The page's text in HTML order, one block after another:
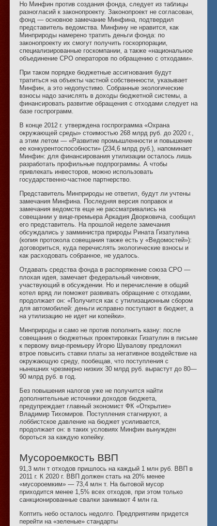
Но Минфин против создания фонда, следует из таблицы
разногласий к законопроекту. Законопроект не согласован,
фонд — основное замечание Минфина, подтвердил
представитель ведомства. Минфину не нравится, как
Минприроды намерено тратить деньги фонда: по
законопроекту их смогут получить госкорпорации,
специализированные госкомпании, а также «национальное
объединение СРО операторов по обращению с отходами».
При таком порядке бюджетные ассигнования будут
тратиться на объекты частной собственности, указывает
Минфин, а это недопустимо. Собранные экологические
взносы надо зачислять в доходы бюджетной системы, а
финансировать развитие обращения с отходами следует на
базе госпрограмм.
В конце 2012 г. утверждена госпрограмма «Охрана
окружающей среды» стоимостью 268 млрд руб. до 2020 г.,
а этим летом — «Развитие промышленности и повышение
ее конкурентоспособности» (234,6 млрд руб.), напоминает
Минфин: для финансирования утилизации осталось лишь
разработать профильные подпрограммы. А чтобы
привлекать инвесторов, можно использовать
государственно-частное партнерство.
Представитель Минприроды не ответил, будут ли учтены
замечания Минфина. Последняя версия поправок и
замечания ведомств еще не рассматривались на
совещании у вице-премьера Аркадия Дворковича, сообщил
его представитель. На прошлой неделе замечания
обсуждались у замминистра природы Рината Гизатулина
(копия протокола совещания также есть у «Ведомостей»):
договориться, куда перечислять экологические взносы и
как расходовать собранное, не удалось.
Отдавать средства фонда в распоряжение союза СРО —
плохая идея, замечает федеральный чиновник,
участвующий в обсуждении. Но и перечисление в общий
котел вряд ли поможет развивать обращение с отходами,
продолжает он: «Получится как с утилизационным сбором
для автомобилей: деньги исправно поступают в бюджет, а
на утилизацию не идет ни копейки».
Минприроды и само не против пополнить казну: после
совещания о бюджетных проектировках Гизатулин в письме
к первому вице-премьеру Игорю Шувалову предложил
втрое повысить ставки платы за негативное воздействие на
окружающую среду, пообещав, что поступления с
нынешних чрезмерно низких 30 млрд руб. вырастут до 80—
90 млрд руб. в год.
Без повышения налогов уже не получится найти
дополнительные источники доходов бюджета,
предупреждает главный экономист ФК «Открытие»
Владимир Тихомиров. Поступления стагнируют, а
лоббистское давление на бюджет усиливается,
продолжает он: в таких условиях Минфин вынужден
бороться за каждую копейку.
Мусороемкость ВВП
91,3 млн т отходов пришлось на каждый 1 млн руб. ВВП в
2011 г. К 2020 г. ВВП должен стать на 20% менее
«мусороемким» — 73,4 млн т. На бытовой мусор
приходится менее 1,5% всех отходов, при этом только
санкционированные свалки занимают 4 млн га.
Коптить небо осталось недолго. Предприятиям придется
перейти на «зеленые» стандарты